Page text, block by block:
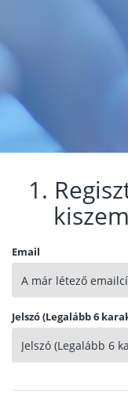
1.
Email
Jelszó (Legalább 6